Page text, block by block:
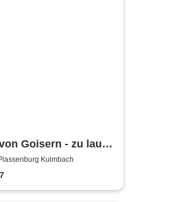
Goisern - zu laut!
Kulmbach